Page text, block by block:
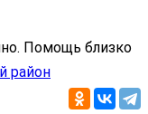
Помощь близко
район